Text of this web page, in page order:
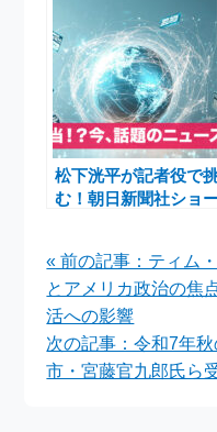
「新しい朝をつく
れ。」第三話公開の魅
力と舞台裏／中江監督
が語る記者たちの
「志」とは
松下洸平が記者役で
む！朝日新聞社ショ
« 前の記事：ティム
とアメリカ政治の焦
活への影響
次の記事：令和7年
市・宮藤官九郎氏ら